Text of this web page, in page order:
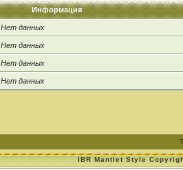
Информация
Нет данных
Нет данных
Нет данных
Нет данных
IBR Mantlet Style